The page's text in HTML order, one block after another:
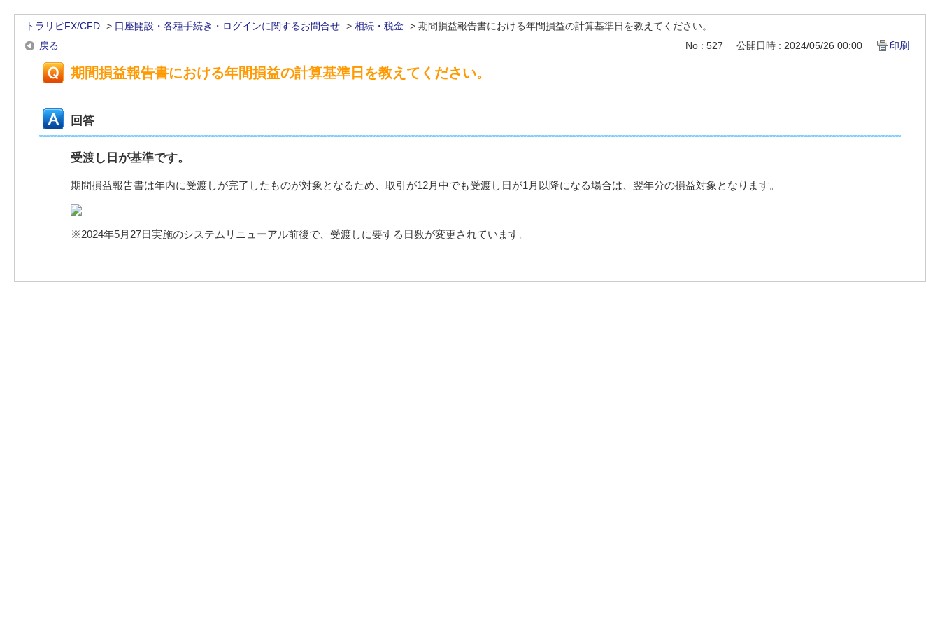
トラリピFX/CFD > 口座開設・各種手続き・ログインに関するお問合せ > 相続・税金 > 期間損益報告書における年間損益の計算基準日を教えてください。
戻る
No : 527 公開日時 : 2024/05/26 00:00 印刷
期間損益報告書における年間損益の計算基準日を教えてください。
回答
受渡し日が基準です。
期間損益報告書は年内に受渡しが完了したものが対象となるため、取引が12月中でも受渡し日が1月以降になる場合は、翌年分の損益対象となります。
※2024年5月27日実施のシステムリニューアル前後で、受渡しに要する日数が変更されています。